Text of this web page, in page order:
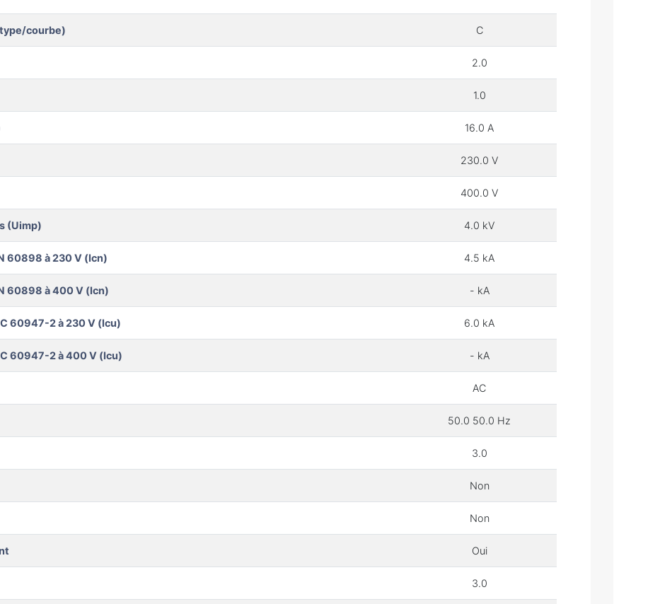
courbe) C
2.0
1.0
16.0 A
230.0 V
400.0 V
(Uimp) 4.0 kV
60898 à 230 V (Icn) 4.5 kA
60898 à 400 V (Icn) - kA
60947-2 à 230 V (Icu) 6.0 kA
60947-2 à 400 V (Icu) - kA
AC
50.0 50.0 Hz
3.0
Non
Non
Oui
3.0